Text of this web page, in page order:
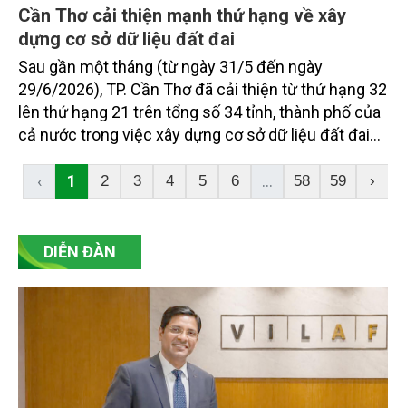
Cần Thơ cải thiện mạnh thứ hạng về xây
dựng cơ sở dữ liệu đất đai
Sau gần một tháng (từ ngày 31/5 đến ngày
29/6/2026), TP. Cần Thơ đã cải thiện từ thứ hạng 32
lên thứ hạng 21 trên tổng số 34 tỉnh, thành phố của
cả nước trong việc xây dựng cơ sở dữ liệu đất đai
‹
1 2 3 4 5 6 ... 58 59 ›
DIỄN ĐÀN